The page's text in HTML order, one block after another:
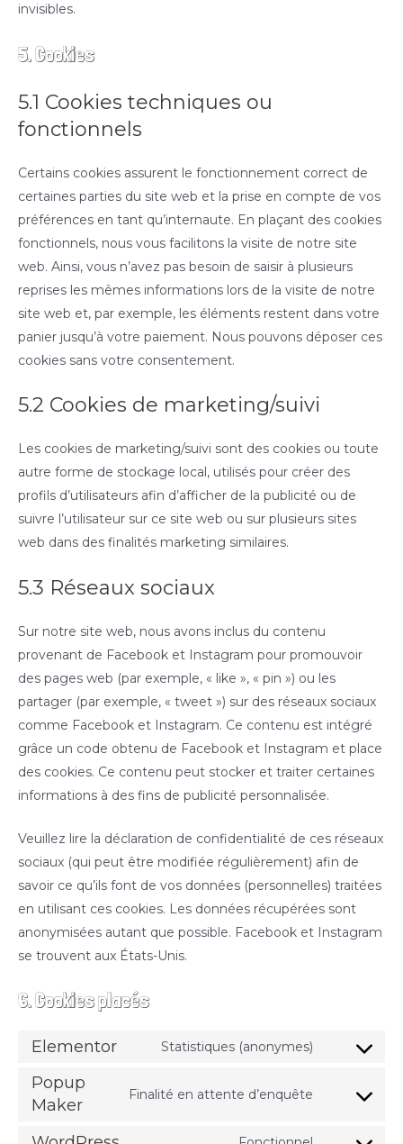
invisibles.
5. Cookies
5.1 Cookies techniques ou
fonctionnels
Certains cookies assurent le fonctionnement correct de
certaines parties du site web et la prise en compte de vos
préférences en tant qu’internaute. En plaçant des cookies
fonctionnels, nous vous facilitons la visite de notre site
web. Ainsi, vous n’avez pas besoin de saisir à plusieurs
reprises les mêmes informations lors de la visite de notre
site web et, par exemple, les éléments restent dans votre
panier jusqu’à votre paiement. Nous pouvons déposer ces
cookies sans votre consentement.
5.2 Cookies de marketing/suivi
Les cookies de marketing/suivi sont des cookies ou toute
autre forme de stockage local, utilisés pour créer des
profils d’utilisateurs afin d’afficher de la publicité ou de
suivre l’utilisateur sur ce site web ou sur plusieurs sites
web dans des finalités marketing similaires.
5.3 Réseaux sociaux
Sur notre site web, nous avons inclus du contenu
provenant de Facebook et Instagram pour promouvoir
des pages web (par exemple, « like », « pin ») ou les
partager (par exemple, « tweet ») sur des réseaux sociaux
comme Facebook et Instagram. Ce contenu est intégré
grâce un code obtenu de Facebook et Instagram et place
des cookies. Ce contenu peut stocker et traiter certaines
informations à des fins de publicité personnalisée.
Veuillez lire la déclaration de confidentialité de ces réseaux
sociaux (qui peut être modifiée régulièrement) afin de
savoir ce qu’ils font de vos données (personnelles) traitées
en utilisant ces cookies. Les données récupérées sont
anonymisées autant que possible. Facebook et Instagram
se trouvent aux États-Unis.
6. Cookies placés
Elementor Statistiques (anonymes)
Consent
service
Popup
Maker
Finalité en attente d’enquête
Consent